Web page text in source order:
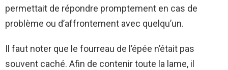
permettait de répondre promptement en cas de
problème ou d’affrontement avec quelqu’un.
Il faut noter que le fourreau de l’épée n’était pas
souvent caché. Afin de contenir toute la lame, il